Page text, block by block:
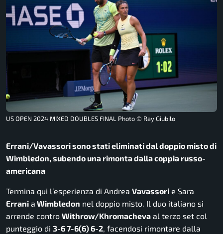
US OPEN 2024 MIXED DOUBLES FINAL Photo © Ray Giubilo
Errani/Vavassori sono stati eliminati dal doppio misto di
Wimbledon, subendo una rimonta dalla coppia russo-
americana
Termina qui l’esperienza di Andrea Vavassori e Sara
Errani a Wimbledon nel doppio misto. Il duo italiano si
arrende contro Withrow/Khromacheva al terzo set col
punteggio di 3-6 7-6(6) 6-2, facendosi rimontare dalla